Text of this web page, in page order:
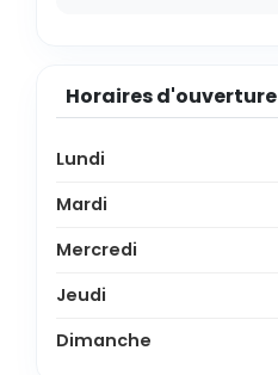
Horaires d'ouverture
Lundi
Mardi
Mercredi
Jeudi
Dimanche